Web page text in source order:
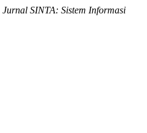
Jurnal SINTA: Sistem Informasi